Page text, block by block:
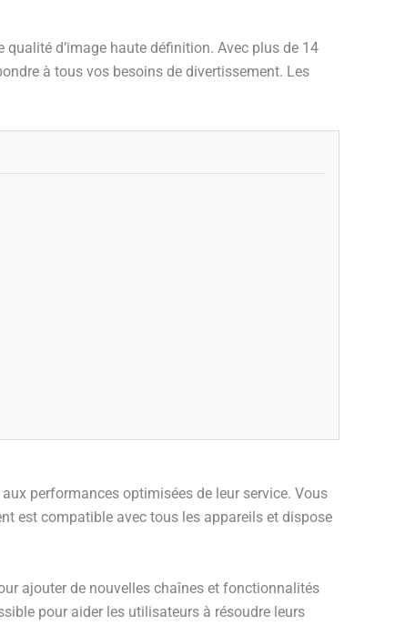
d’image haute définition. Avec plus de 14
à tous vos besoins de divertissement. Les
performances optimisées de leur service. Vous
est compatible avec tous les appareils et dispose
ajouter de nouvelles chaînes et fonctionnalités
pour aider les utilisateurs à résoudre leurs